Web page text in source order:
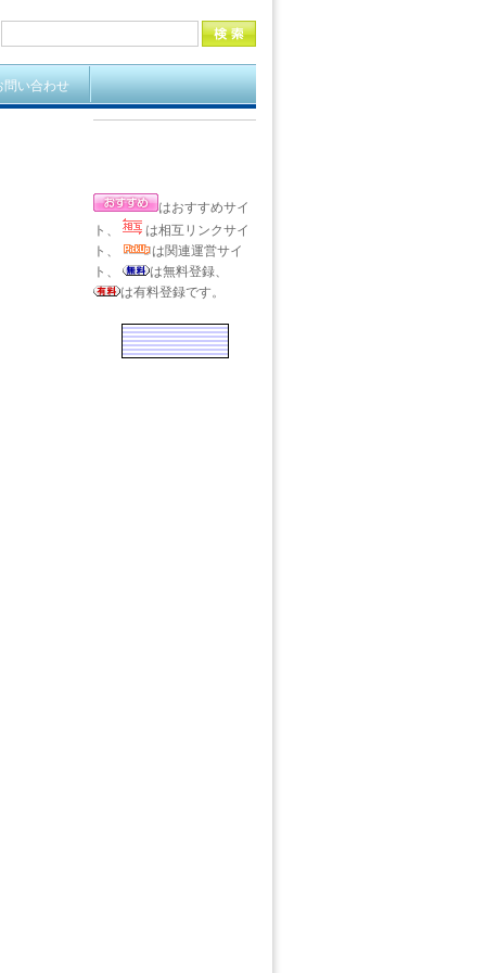
問い合わせ
はおすすめサイ
ト、
は相互リンクサイ
ト、
は関連運営サイ
ト、
は無料登録、
は有料登録です。